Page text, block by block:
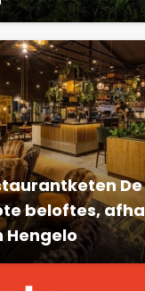
De
beloftes,
Hengelo